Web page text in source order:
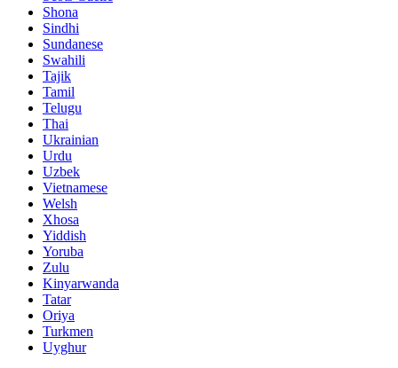
Shona
Sindhi
Sundanese
Swahili
Tajik
Tamil
Telugu
Thai
Ukrainian
Urdu
Uzbek
Vietnamese
Welsh
Xhosa
Yiddish
Yoruba
Zulu
Kinyarwanda
Tatar
Oriya
Turkmen
Uyghur